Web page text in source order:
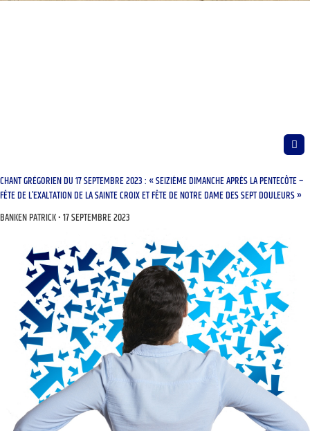
CHANT GRÉGORIEN DU 17 SEPTEMBRE 2023 : « SEIZIÈME DIMANCHE APRÈS LA PENTECÔTE –
FÊTE DE L’EXALTATION DE LA SAINTE CROIX ET FÊTE DE NOTRE DAME DES SEPT DOULEURS »
BANKEN PATRICK 17 SEPTEMBRE 2023